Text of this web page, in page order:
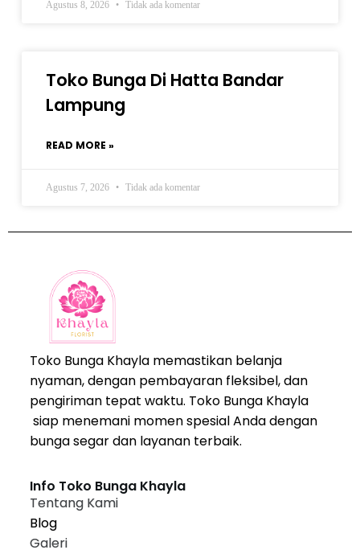
Agustus 8, 2026 Tidak ada komentar
Toko Bunga Di Hatta Bandar
Lampung
READ MORE »
Agustus 7, 2026 Tidak ada komentar
Toko Bunga Khayla memastikan belanja
nyaman, dengan pembayaran fleksibel, dan
pengiriman tepat waktu. Toko Bunga Khayla
siap menemani momen spesial Anda dengan
bunga segar dan layanan terbaik.
Info Toko Bunga Khayla
Tentang Kami
Blog
Galeri